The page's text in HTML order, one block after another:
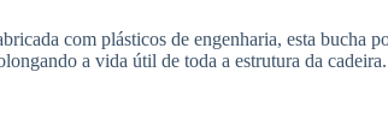
com plásticos de engenharia, esta bucha
a vida útil de toda a estrutura da cadeira.